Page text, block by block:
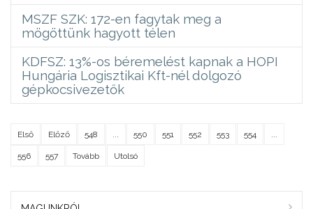
MSZF SZK: 172-en fagytak meg a
mögöttünk hagyott télen
KDFSZ: 13%-os béremelést kapnak a HOPI
Hungária Logisztikai Kft-nél dolgozó
gépkocsivezetők
Első Előző 548 550 551 552 553 554
556 557 Tovább Utolsó